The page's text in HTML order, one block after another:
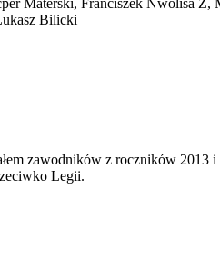
Bilicki
zawodników z roczników 2013
Legii.